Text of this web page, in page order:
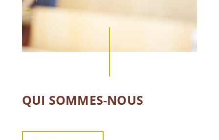
QUI SOMMES-NOUS